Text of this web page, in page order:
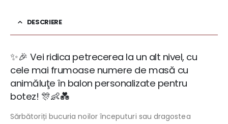
DESCRIERE
✨🎉 Vei ridica petrecerea la un alt nivel, cu
cele mai frumoase numere de masă cu
animăluţe în balon personalizate pentru
botez! 🎊👶💑
Sărbătoriți bucuria noilor începuturi sau dragostea